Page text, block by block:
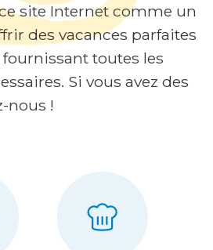
site Internet comme un
des vacances parfaites
toutes les
Si vous avez des
nous !